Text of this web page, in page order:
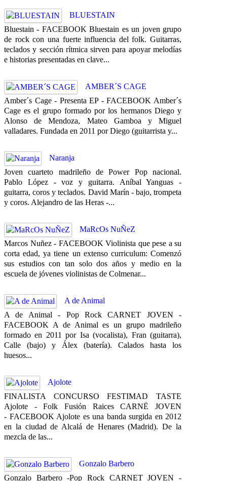
BLUESTAIN
Bluestain - FACEBOOK Bluestain es un joven grupo
de rock con una fuerte influencia del folk. Guitarras,
teclados y sección rítmica sirven para apoyar melodías
e historias presentadas en clave...
AMBER´S CAGE
Amber´s Cage - Presenta EP - FACEBOOK Amber´s
Cage es el grupo formado por los hermanos Diego y
Alonso de Mendoza, Mateo Gamboa y Miguel
valladares. Fundada en 2011 por Diego (guitarrista y...
Naranja
Joven cuarteto madrileño de Power Pop nacional.
Pablo López - voz y guitarra. Aníbal Yanguas -
guitarra, coros y teclados. David Marín - bajo, trompeta
y coros. Alejandro de las Heras -...
MaRcOs NuÑeZ
Marcos Nuñez - FACEBOOK Violinista que pese a su
corta edad, ya tiene un extenso curriculum: Comenzó
sus estudios con tan solo dos años y medio en la
escuela de jóvenes violinistas de Colmenar...
A de Animal
A de Animal - Pop Rock CARNET JOVEN -
FACEBOOK A de Animal es un grupo madrileño
formado en 2011 por Isa (vocalista), Fran (guitarra),
Calle (bajo) y Álex (batería). Calados hasta los
huesos...
Ajolote
FINALISTA CONCURSO FESTIMAD TASTE
Ajolote - Folk Fusión Raices CARNË JOVEN
- FACEBOOK Ajolote es una banda surgida en 2012
en la ciudad de Alcalá de Henares (Madrid). De la
mezcla de las...
Gonzalo Barbero
Gonzalo Barbero -Pop Rock CARNET JOVEN -